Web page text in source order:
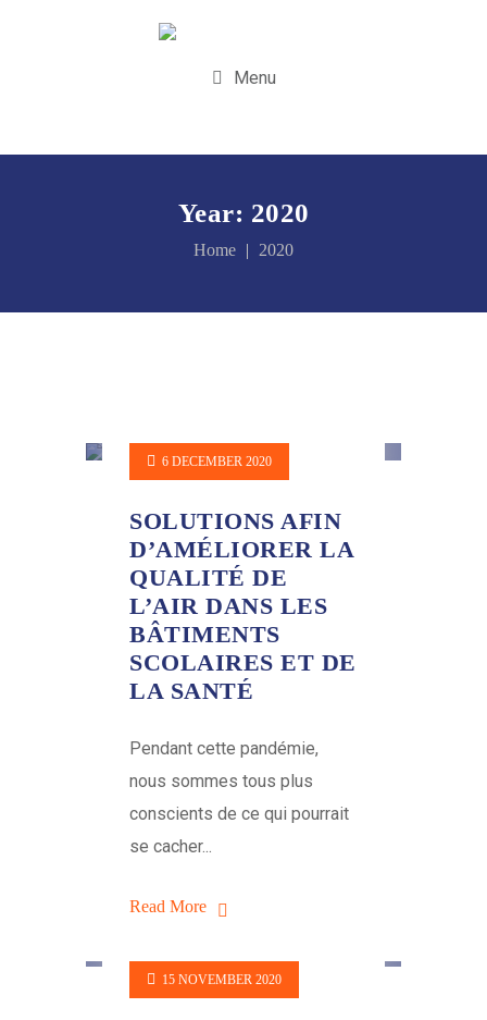
Menu
Year: 2020
Home 2020
6 DECEMBER 2020
SOLUTIONS AFIN
D’AMÉLIORER LA
QUALITÉ DE
L’AIR DANS LES
BÂTIMENTS
SCOLAIRES ET DE
LA SANTÉ
Pendant cette pandémie,
nous sommes tous plus
conscients de ce qui pourrait
se cacher...
Read More
15 NOVEMBER 2020